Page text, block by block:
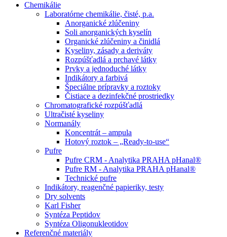
Chemikálie
Laboratórne chemikálie, čisté, p.a.
Anorganické zlúčeniny
Soli anorganických kyselín
Organické zlúčeniny a činidlá
Kyseliny, zásady a deriváty
Rozpúšťadlá a prchavé látky
Prvky a jednoduché látky
Indikátory a farbivá
Špeciálne prípravky a roztoky
Čistiace a dezinfekčné prostriedky
Chromatografické rozpúšťadlá
Ultračisté kyseliny
Normanály
Koncentrát – ampula
Hotový roztok – „Ready-to-use“
Pufre
Pufre CRM - Analytika PRAHA pHanal®
Pufre RM - Analytika PRAHA pHanal®
Technické pufre
Indikátory, reagenčné papieriky, testy
Dry solvents
Karl Fisher
Syntéza Peptidov
Syntéza Oligonukleotidov
Referenčné materiály